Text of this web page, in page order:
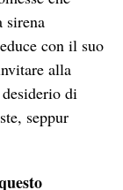
sirena
con il suo
alla
di
seppur